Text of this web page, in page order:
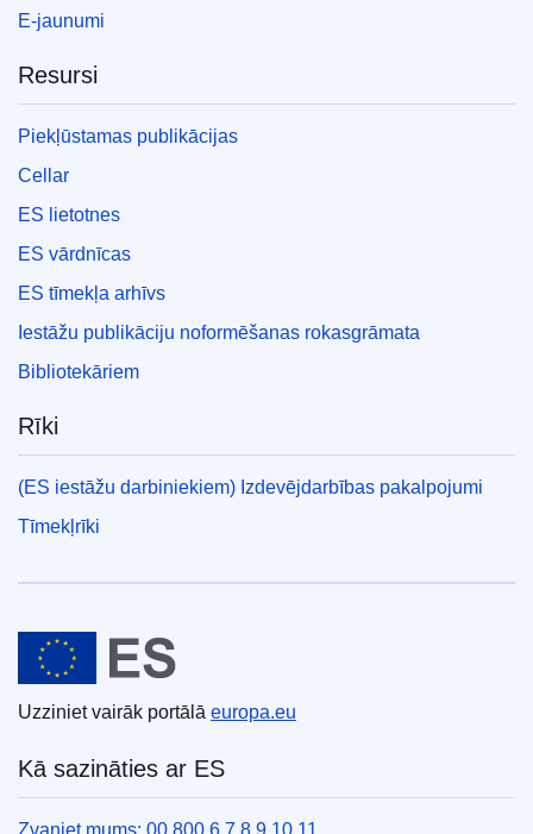
E-jaunumi
Resursi
Piekļūstamas publikācijas
Cellar
ES lietotnes
ES vārdnīcas
ES tīmekļa arhīvs
Iestāžu publikāciju noformēšanas rokasgrāmata
Bibliotekāriem
Rīki
(ES iestāžu darbiniekiem) Izdevējdarbības pakalpojumi
Tīmekļrīki
Eiropas Savienība
Uzziniet vairāk portālā europa.eu
Kā sazināties ar ES